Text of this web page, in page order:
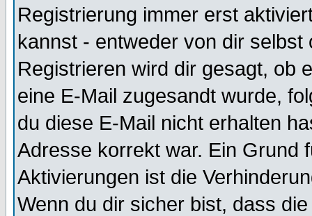
Registrierung immer erst
kannst - entweder von dir selbst
Registrieren wird dir gesagt, ob
eine E-Mail zugesandt wurde,
du diese E-Mail nicht erhalten
Adresse korrekt war. Ein Grund
Aktivierungen ist die
Wenn du dir sicher bist, dass